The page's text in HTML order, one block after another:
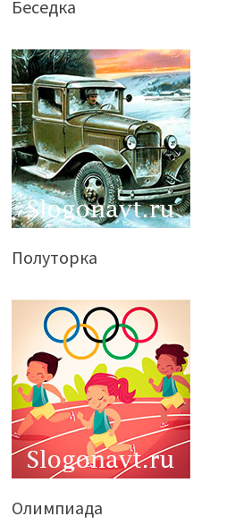
Беседка
Полуторка
Олимпиада